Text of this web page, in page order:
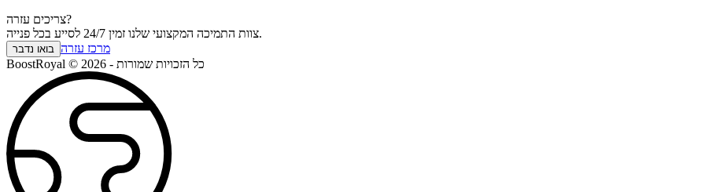
צריכים עזרה?
צוות התמיכה המקצועי שלנו זמין 24/7 לסייע בכל פנייה.
בואו נדבר מרכז עזרה
BoostRoyal © 2026 - כל הזכויות שמורות